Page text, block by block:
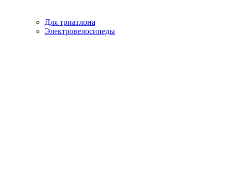
Для триатлона
Электровелосипеды